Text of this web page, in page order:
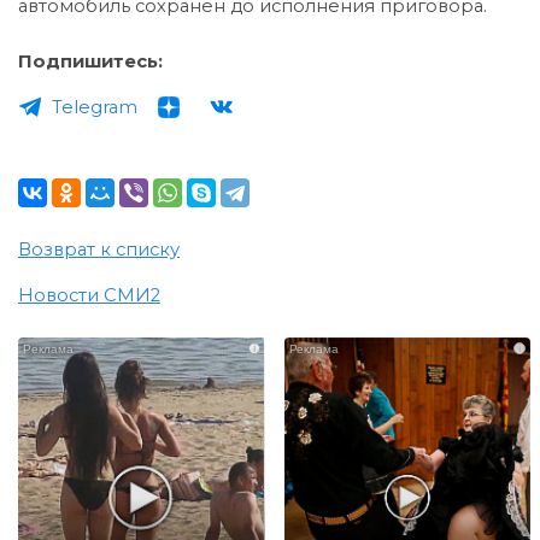
автомобиль сохранен до исполнения приговора.
Подпишитесь:
Telegram
Возврат к списку
Новости СМИ2
i i